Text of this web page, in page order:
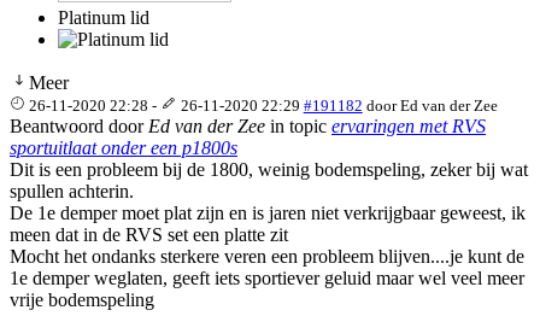
Platinum lid
Meer
26-11-2020 22:28 - 26-11-2020 22:29 #191182 doorEd van der Zee
Beantwoord door Ed van der Zee in topic ervaringen met RVS
sportuitlaat onder een p1800s
Dit is een probleem bij de 1800, weinig bodemspeling, zeker bij wat
spullen achterin.
De 1e demper moet plat zijn en is jaren niet verkrijgbaar geweest, ik
meen dat in de RVS set een platte zit
Mocht het ondanks sterkere veren een probleem blijven....je kunt de
1e demper weglaten, geeft iets sportiever geluid maar wel veel meer
vrije bodemspeling